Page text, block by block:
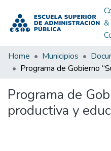
&
Home Municipios
Programa de
productiva y